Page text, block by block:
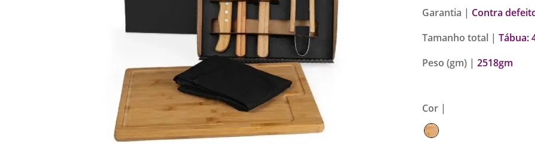
Garantia | Contra
Tamanho total | Tábua:
Peso (gm) | 2518gm
Cor |